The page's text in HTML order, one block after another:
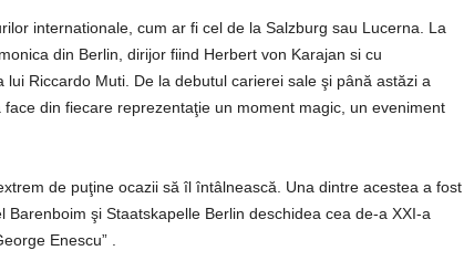
internationale, cum ar fi cel de la Salzburg sau Lucerna. La
din Berlin, dirijor fiind Herbert von Karajan si cu
Riccardo Muti. De la debutul carierei sale şi până astăzi a
din fiecare reprezentaţie un moment magic, un eveniment
de puţine ocazii să îl întâlnească. Una dintre acestea a fost
şi Staatskapelle Berlin deschidea cea de-a XXI-a
Enescu” .